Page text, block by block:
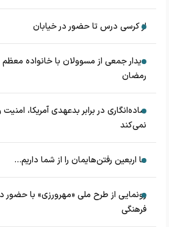
از کرسی درس تا حضور در خیابان
دیدار جمعی از مسوولان با خانواده
رمضان
ساده‌انگاری در برابر بدعهدی آمریکا،
نمی‌کند
ما اربعین رفتن‌هایمان را از شما داریم...
رونمایی از طرح ملی «مهرورزی» با حضور
فرهنگی